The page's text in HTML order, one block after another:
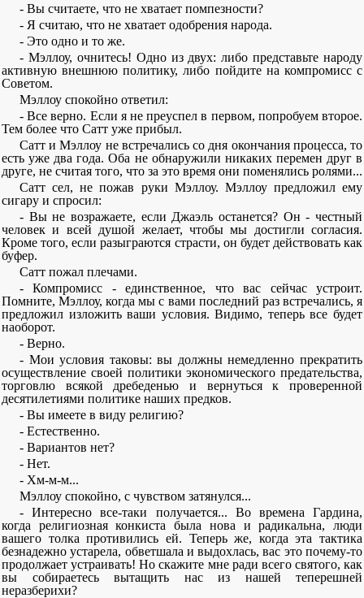
- Вы считаете, что не хватает помпезности?
- Я считаю, что не хватает одобрения народа.
- Это одно и то же.
- Мэллоу, очнитесь! Одно из двух: либо представьте народу
активную внешнюю политику, либо пойдите на компромисс с
Советом.
Мэллоу спокойно ответил:
- Все верно. Если я не преуспел в первом, попробуем второе.
Тем более что Сатт уже прибыл.
Сатт и Мэллоу не встречались со дня окончания процесса, то
есть уже два года. Оба не обнаружили никаких перемен друг в
друге, не считая того, что за это время они поменялись ролями...
Сатт сел, не пожав руки Мэллоу. Мэллоу предложил ему
сигару и спросил:
- Вы не возражаете, если Джаэль останется? Он - честный
человек и всей душой желает, чтобы мы достигли согласия.
Кроме того, если разыграются страсти, он будет действовать как
буфер.
Сатт пожал плечами.
- Компромисс - единственное, что вас сейчас устроит.
Помните, Мэллоу, когда мы с вами последний раз встречались, я
предложил изложить ваши условия. Видимо, теперь все будет
наоборот.
- Верно.
- Мои условия таковы: вы должны немедленно прекратить
осуществление своей политики экономического предательства,
торговлю всякой дребеденью и вернуться к проверенной
десятилетиями политике наших предков.
- Вы имеете в виду религию?
- Естественно.
- Вариантов нет?
- Нет.
- Хм-м-м...
Мэллоу спокойно, с чувством затянулся...
- Интересно все-таки получается... Во времена Гардина,
когда религиозная конкиста была нова и радикальна, люди
вашего толка противились ей. Теперь же, когда эта тактика
безнадежно устарела, обветшала и выдохлась, вас это почему-то
продолжает устраивать! Но скажите мне ради всего святого, как
вы собираетесь вытащить нас из нашей теперешней
неразберихи?